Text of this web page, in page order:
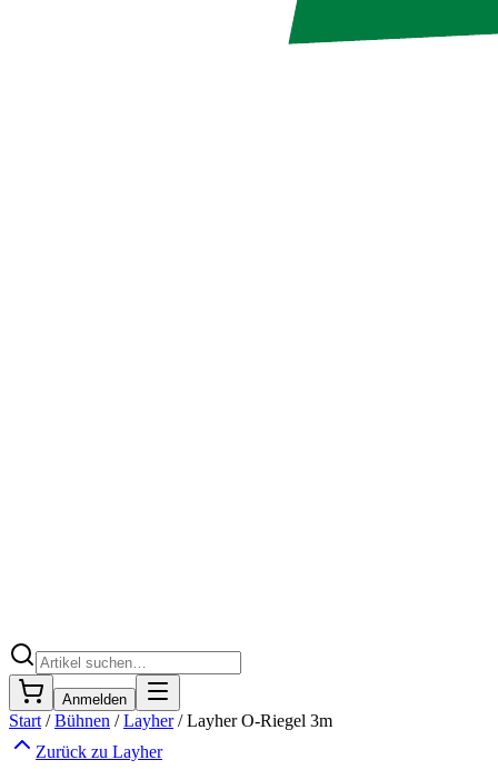
Anmelden
Start /Bühnen /Layher/Layher O-Riegel 3m
Zurück zu Layher